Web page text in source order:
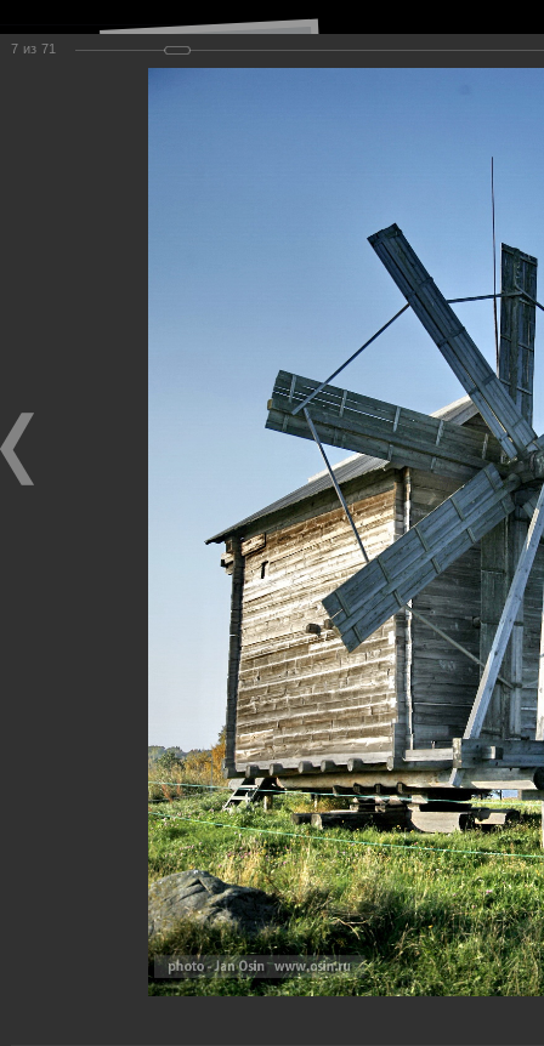
Навигация по сайту
Зодчество Русского Севера
...Трудно сказать, откуда взялось это: шатровые церкви, похожие на
космические ракеты; избы-дворы размером с полпятиэтажки;
осиновая «чешуя»- лемех на крышах и главках. Что-то, конечно,
суровый северный климат – хоть те же дома-дворы, где всё, от
убирали под одну крышу для защиты от снегов и морозов. Что-то,
позаимствовали в незапамятные времена у соседей: клетские
отдалённо напоминают варяжские ставкирки, а изобретение шатра
оспорить татары. Как бы то ни было, всем этим типам построек
лет, и, например, первая София Новгородская, срубленная в год
была шатровым храмом.<br /> <br /> Одним из самых выдающихся
деревянного зодчества считается музей-заповедник «Кижи».
известен своей красивейшей церковью Преображения Господня.
своему уникальна. В конце XV века храм такого типа называли «о
стенах». Что это значит? Преображенский храм состоит из трёх
друг на друга «восьмериков», т.е. восьмигранных, восьмистенных
Нижняя часть храма окружена вплотную приставленными к ней и
направленными по сторонам света прямоугольными объёмами
&#40;«прирубами»&#41;. Число внешних и внутренних стен нижнего
восьмерика и прирубов дают в сумме искомые 20. В результате храм
превращается в единый шатёр с четырьмя гранями из главок. Общее
на храме – 22 &#40;по ярусам: 4&#43;4&#43;8&#43;5 и 1 над
Первая Преображенская церковь сгорела. План же новой церкви,
был начерчен самим Петром I. Пётр Первый, путешествуя из
озером, остановился у Кижского острова, заметил множество
7 из 71